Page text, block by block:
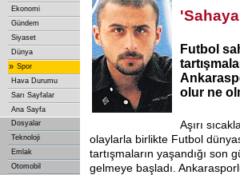
Ekonomi
Gündem
Siyaset
Dünya
» Spor
Hava Durumu
Sarı Sayfalar
Ana Sayfa
Dosyalar
Teknoloji
Emlak
Otomobil
Futbol
olur ne
Aşırı
olaylarla birlikte Futbol
tartışmaların yaşandığı son
gelmeye başladı.